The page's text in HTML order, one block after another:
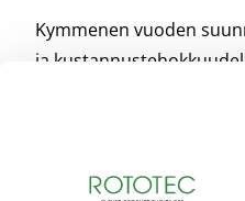
Kymmenen vuoden
ja
”Suunnittelutakuu
ratkaisut palvelevat
Rototecin asiantuntijat